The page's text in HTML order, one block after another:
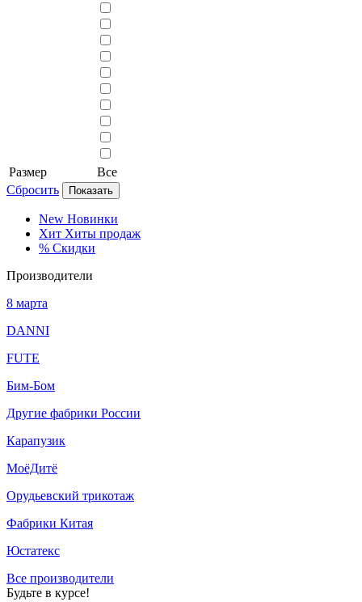
Размер
Все
Сбросить
Показать
New Новинки
Хит Хиты продаж
% Скидки
Производители
8 марта
DANNI
FUTE
Бим-Бом
Другие фабрики России
Карапузик
МоёДитё
Орудьевский трикотаж
Фабрики Китая
Юстатекс
Все производители
Будьте в курсе!